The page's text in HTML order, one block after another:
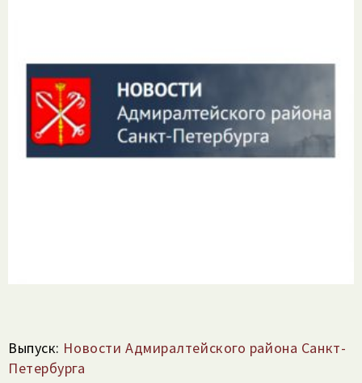
Выпуск: Новости Адмиралтейского района Санкт-
Петербурга